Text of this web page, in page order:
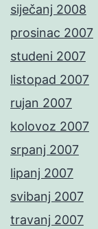
siječanj 2008
prosinac 2007
studeni 2007
listopad 2007
rujan 2007
kolovoz 2007
srpanj 2007
lipanj 2007
svibanj 2007
travanj 2007